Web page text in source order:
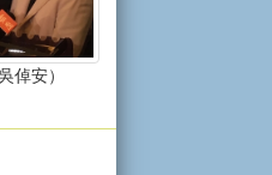
倬安）